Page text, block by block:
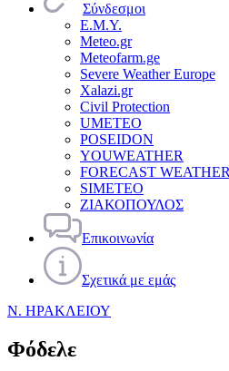
Σύνδεσμοι
Ε.Μ.Υ.
Meteo.gr
Meteofarm.ge
Severe Weather Europe
Xalazi.gr
Civil Protection
UMETEO
POSEIDON
YOUWEATHER
FORECAST WEATHER
SIMETEO
ΖΙΑΚΟΠΟΥΛΟΣ
Επικοινωνία
Σχετικά με εμάς
Ν. ΗΡΑΚΛΕΙΟΥ
Φόδελε